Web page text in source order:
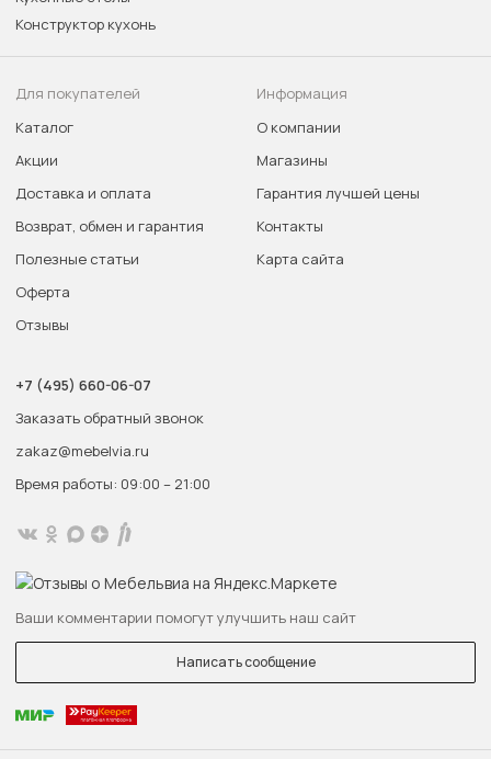
Конструктор кухонь
Для покупателей
Каталог
Акции
Доставка и оплата
Возврат, обмен и гарантия
Полезные статьи
Оферта
Отзывы
Информация
О компании
Магазины
Гарантия лучшей цены
Контакты
Карта сайта
+7 (495) 660-06-07
Заказать обратный звонок
zakaz@mebelvia.ru
Время работы: 09:00 – 21:00
Ваши комментарии помогут улучшить наш сайт
Написать сообщение